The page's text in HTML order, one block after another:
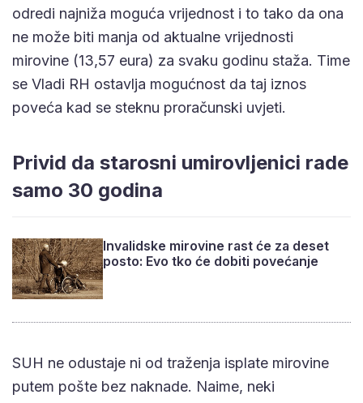
odredi najniža moguća vrijednost i to tako da ona
ne može biti manja od aktualne vrijednosti
mirovine (13,57 eura) za svaku godinu staža. Time
se Vladi RH ostavlja mogućnost da taj iznos
poveća kad se steknu proračunski uvjeti.
Privid da starosni umirovljenici rade
samo 30 godina
Invalidske mirovine rast će za deset
posto: Evo tko će dobiti povećanje
SUH ne odustaje ni od traženja isplate mirovine
putem pošte bez naknade. Naime, neki